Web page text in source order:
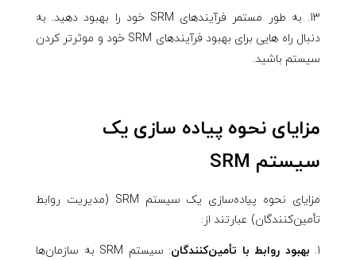
به طور مستمر فرآیندهای SRM خود را بهبود دهید. به
دنبال راه هایی برای بهبود فرآیندهای SRM خود و موثرتر کردن
سیستم باشید.
مزایای نحوه پیاده سازی یک
سیستم SRM
مزایای نحوه پیاده‌سازی یک سیستم SRM (مدیریت روابط
تأمین‌کنندگان) عبارتند از:
بهبود روابط با تأمین‌کنندگان
: سیستم SRM به سازمان‌ها